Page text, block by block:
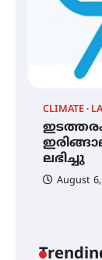
CLIMATE
ലഭിച്ചു
August